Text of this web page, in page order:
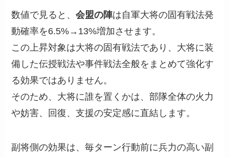
数値で見ると、会盟の陣は自軍大将の固有戦法発
動確率を6.5%→13%増加させます。
この上昇対象は大将の固有戦法であり、大将に装
備した伝授戦法や事件戦法全般をまとめて強化す
る効果ではありません。
そのため、大将に誰を置くかは、部隊全体の火力
や妨害、回復、支援の安定感に直結します。
副将側の効果は、毎ターン行動前に兵力の高い副